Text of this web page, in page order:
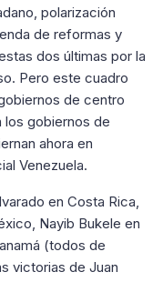
polarización
de reformas y
dos últimas por la
Pero este cuadro
de centro
gobiernos de
ahora en
Venezuela.
en Costa Rica,
Nayib Bukele en
(todos de
victorias de Juan